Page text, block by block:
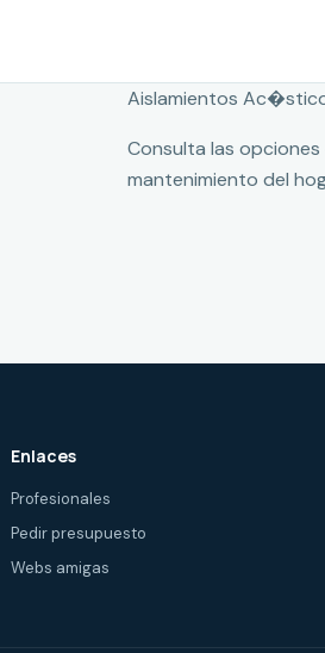
Aislamientos
Consulta las
mantenimiento del
Enlaces
Profesionales
Pedir presupuesto
Webs amigas